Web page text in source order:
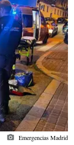
photo_camera Emergencias Madrid